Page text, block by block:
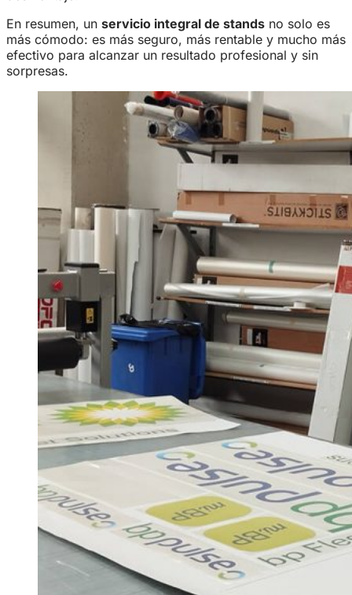
En resumen, un servicio integral de stands no solo es
más cómodo: es más seguro, más rentable y mucho más
efectivo para alcanzar un resultado profesional y sin
sorpresas.